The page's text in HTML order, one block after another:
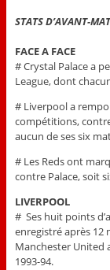
STATS D’AVANT-
FACE A FACE
# Crystal Palace a
League, dont
# Liverpool a
compétitions,
aucun de ses six
# Les Reds ont
contre Palace, soit
LIVERPOOL
# Ses huit points
enregistré après 12
Manchester United
1993-94.